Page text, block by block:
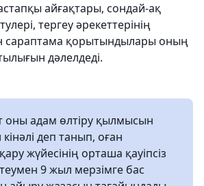
айғақтары, сондай-ақ
тергеу әрекеттерінің
сараптама қорытындылары оның
дәлелдеді.
оны адам өлтіру қылмысын
деп танып, оған
жүйесінің орташа қауіпсіз
9 жыл мерзімге бас